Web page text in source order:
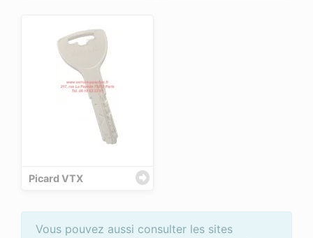
Picard VTX
Vous pouvez aussi consulter les sites